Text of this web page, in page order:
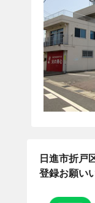
日進市折戸
登録お願い